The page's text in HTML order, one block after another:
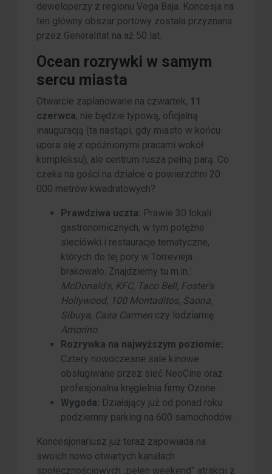
deweloperzy z regionu Vega Baja. Koncesja na
ten główny obszar portowy została przyznana
przez Generalitat na aż 50 lat.
Ocean rozrywki w samym
sercu miasta
Otwarcie zaplanowane na czwartek, 11
czerwca, nie będzie typową, oficjalną
inauguracją (ta nastąpi, gdy miasto w końcu
upora się z opóźnionymi pracami wokół
kompleksu), ale centrum rusza pełną parą. Co
czeka na gości na działce o powierzchni 20
000 metrów kwadratowych?
Prawdziwa uczta: Prawie 30 lokali
gastronomicznych, w tym potężne
sieciówki i restauracje tematyczne,
których do tej pory w Torrevieja
brakowało. Znajdziemy tu m.in.:
McDonald's, KFC, Taco Bell, Foster's
Hollywood, 100 Montaditos, Saona,
Sibuya, Casa Carmen czy lodziarnię
Amorino.
Rozrywka na najwyższym poziomie:
Cztery nowoczesne sale kinowe
obsługiwane przez sieć NeoCine oraz
profesjonalna kręgielnia firmy Ozone.
Wygoda: Działający już od ponad roku
podziemny parking na 600 samochodów.
Koncesjonariusz już teraz zapowiada na
swoich nowo otwartych kanałach
społecznościowych „pełen weekend” atrakcji z